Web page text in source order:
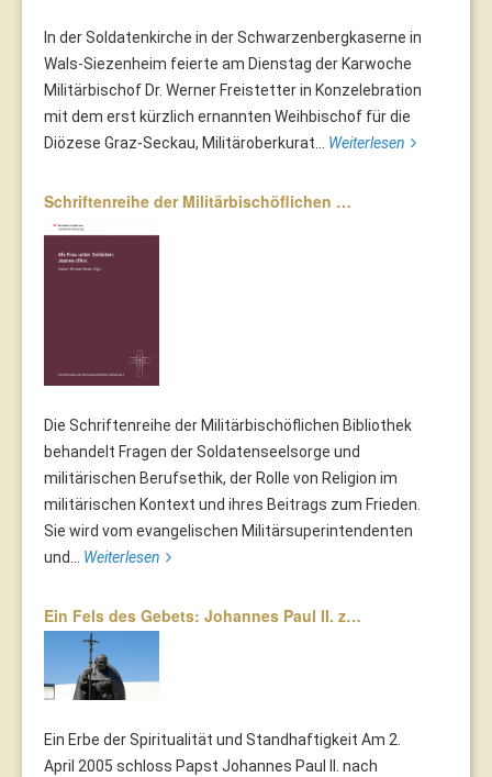
In der Soldatenkirche in der Schwarzenbergkaserne in
Wals-Siezenheim feierte am Dienstag der Karwoche
Militärbischof Dr. Werner Freistetter in Konzelebration
mit dem erst kürzlich ernannten Weihbischof für die
Diözese Graz-Seckau, Militäroberkurat... Weiterlesen
Schriftenreihe der Militärbischöflichen …
Die Schriftenreihe der Militärbischöflichen Bibliothek
behandelt Fragen der Soldatenseelsorge und
militärischen Berufsethik, der Rolle von Religion im
militärischen Kontext und ihres Beitrags zum Frieden.
Sie wird vom evangelischen Militärsuperintendenten
und... Weiterlesen
Ein Fels des Gebets: Johannes Paul II. z…
Ein Erbe der Spiritualität und Standhaftigkeit Am 2.
April 2005 schloss Papst Johannes Paul II. nach